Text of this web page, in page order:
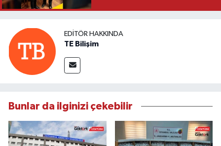
EDITÖR HAKKINDA
TE Bilişim
Bunlar da ilginizi çekebilir